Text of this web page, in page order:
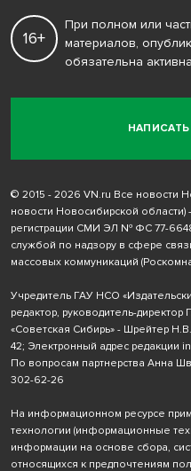
16+
При полном или
материалов,
обязательна
© 2015 - 2026 VN.ru Все новости
новости Новосибирской
регистрации СМИ ЭЛ № ФС 77-
службой по надзору в сфере
массовых коммуникаций
Учредитель ГАУ НСО
редактор, руководитель-
«Советская Сибирь» - Шрейтер
42; Электронный адрес редакции
По вопросам партнерства Анна
302-62-26
На информационном ресурсе
технологии (информационные
информации на основе сбора,
относящихся к предпочтениям